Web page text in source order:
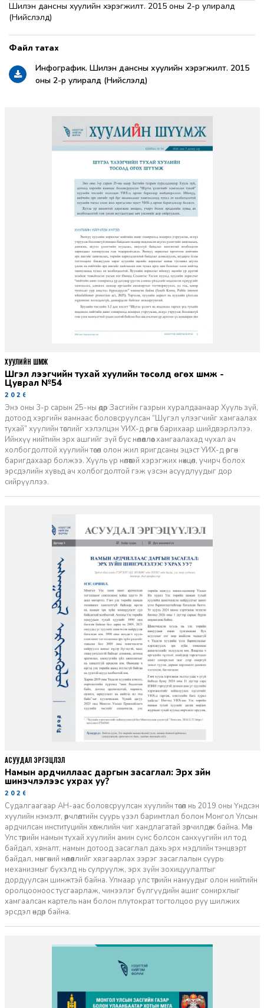
Шилэн дансны хуулийн хэрэгжилт. 2015 оны 2-р улиралд
(Нийслэлд)
Инфографик. Шилэн дансны хуулийн хэрэгжилт. 2015
оны 2-р улиралд (Нийслэлд)
Шүгэл үлээгчийн тухай хуулийн төсөлд өгөх шүүмж -
Цуврал №54
2026-07-27
Энэ оны 3-р сарын 25-ны өдөр Засгийн газрын хуралдаанаар Хууль зүй,
дотоод хэргийн яамнаас боловсруулсан “Шүгэл үлээгчийг хамгаалах
тухай” хуулийн төслийг хэлэлцэн УИХ-д өргөн барихаар шийдвэрлэлээ.
Ийнхүү нийтийн эрх ашгийг зүй бус нөлөөллөөс хамгаалахад чухал ач
холбогдолтой хуулийн төсөл олон жил яригдсаны эцэст УИХ-д өргөн
баригдахаар болжээ. Хууль үр нөлөөтэй хэрэгжих нөхцөл, учирч болох
эрсдэлийн хувьд ач холбогдолтой гэж үзсэн асуудлуудыг дор
сийрүүллээ.
ХУУЛИЙН ШҮҮМЖ
Намын ардчиллаас даргын засаглал: Эрх зүйн
шинэчлэлээс ухрах уу?
2026-07-08
Судалгаагаар АН-аас боловсруулсан хуулийн төсөл нь 2019 оны Үндсэн
хуулийн нэмэлт, өөрчлөлтийн суурь үзэл баримтлал болон Монгол Улсын
ардчилсан институцийн хөгжлийн чиг хандлагатай зөрчилдөж байна. Мөн
Улс төрийн намын тухай хуулийн амин сүнс болсон санхүүгийн ил тод
байдал, хяналт, намын дотоод засаглал дахь эрх мэдлийн тэнцвэрт
байдал, мөнгөний нөлөөллийг хязгаарлах зэрэг засаглалын суурь
механизмыг бүхэлд нь сулруулж, эрх зүйн зохицуулалтыг
дордуулсан шинжтэй байна. Улмаар улс төрийн намуудыг олон нийтийн
оролцооноос тусгаарлаж, чинээлэг бүлгүүдийн ашиг сонирхлыг
хамгаалсан картель нам болон плутократ тогтолцоо руу шилжих
эрсдэл өндөр байна.
АСУУДАЛ ЭРГЭЦҮҮЛЭЛ